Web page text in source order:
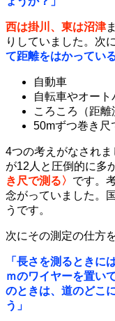
西は掛川、東は沼津
りしていました。次に
て距離をはかってい
自動車
自転車やオート
ころころ（距離
50mずつ巻き尺
4つの考えがなされま
が12人と圧倒的に多
き尺で測る〉 です。
念がっていました。
うです。
次にその測定の仕方
「長さを測るときに
ｍのワイヤーを置い
のときは、道のどこ
う」